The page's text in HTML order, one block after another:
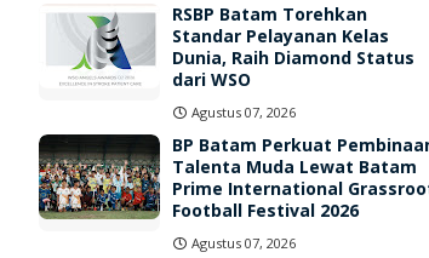
RSBP Batam Torehkan
Standar Pelayanan Kelas
Dunia, Raih Diamond Status
dari WSO
Agustus 07, 2026
BP Batam Perkuat
Talenta Muda Lewat Batam
Prime International
Football Festival 2026
Agustus 07, 2026